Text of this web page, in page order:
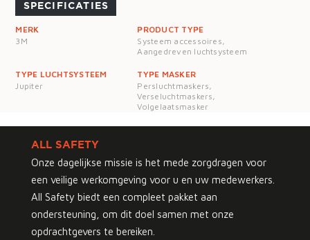
SPECIFICATIES
MERK
3M
PRODUCT TYPE
Systeem accessoires,
Aangedreven luchtsysteem
TYPE LUCHTSYSTEEM
Jupiter
TYPE MASKER
Persluchtmaskers,
Verseluchtmaskers,
Volgelaatsmasker
ALL SAFETY
Onze dagelijkse missie is het mede zorgdragen voor
een veilige werkomgeving voor u en uw medewerkers.
All Safety biedt een compleet pakket aan
ondersteuning, om dit doel samen met onze
opdrachtgevers te bereiken.